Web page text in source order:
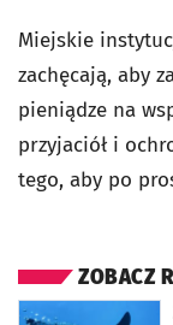
Miejskie
zachęcają, aby
pieniądze na
przyjaciół i
tego, aby po
ZOBACZ
otworzy się w nowej